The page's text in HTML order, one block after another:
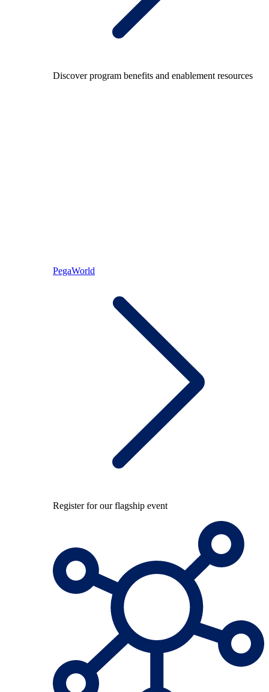
Discover program benefits and enablement resources
PegaWorld
Register for our flagship event